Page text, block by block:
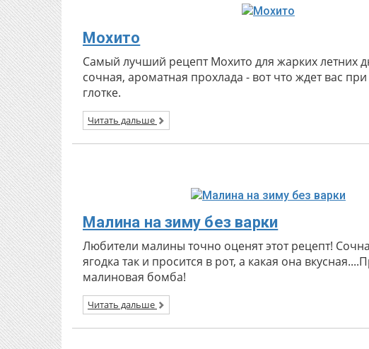
Мохито
Самый лучший рецепт Мохито для жарких летних
сочная, ароматная прохлада - вот что ждет вас
глотке.
Читать дальше
Малина на зиму без варки
Любители малины точно оценят этот рецепт!
ягодка так и просится в рот, а какая она
малиновая бомба!
Читать дальше